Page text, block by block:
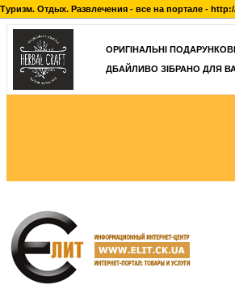
Туризм. Отдых. Развлечения - все на портале -
ОРИГІНАЛЬНІ
ДБАЙЛИВО ЗІБРАНО ДЛЯ